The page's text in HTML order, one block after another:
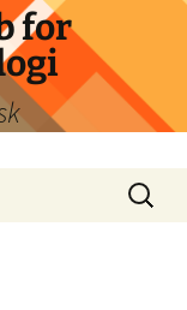
for
Søg
efter: